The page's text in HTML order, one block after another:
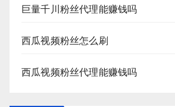
巨量千川粉丝代理能赚钱吗
西瓜视频粉丝怎么刷
西瓜视频粉丝代理能赚钱吗